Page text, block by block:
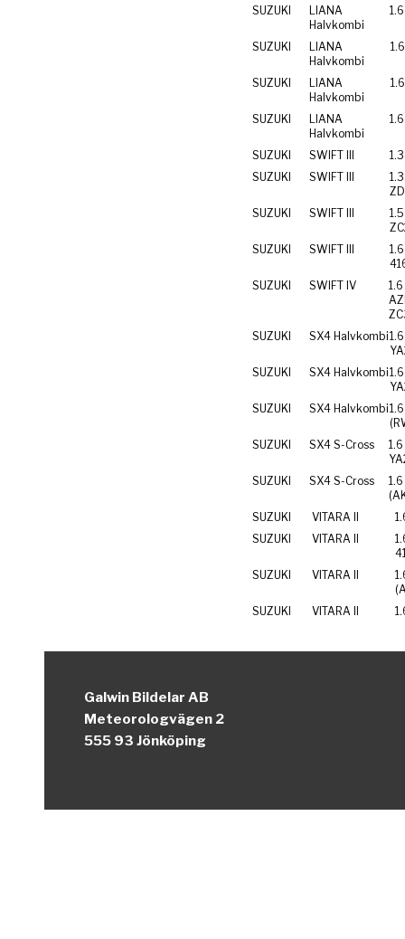
SUZUKI
LIANA
Halvkombi
SUZUKI
LIANA
Halvkombi
SUZUKI
LIANA
Halvkombi
SUZUKI
LIANA
Halvkombi
SUZUKI
SWIFT III
SUZUKI
SWIFT III
SUZUKI
SWIFT III
SUZUKI
SWIFT III 1.6
SUZUKI SWIFT IV
SUZUKI SX4 Halvkombi
SUZUKI
SX4 Halvkombi
SUZUKI
SX4 Halvkombi
SUZUKI
SX4 S-Cross
SUZUKI
SX4 S-Cross
SUZUKI VITARA II
SUZUKI
VITARA II
SUZUKI
VITARA II
SUZUKI VITARA II
Galwin Bildelar AB
Meteorologvägen 2
555 93 Jönköping